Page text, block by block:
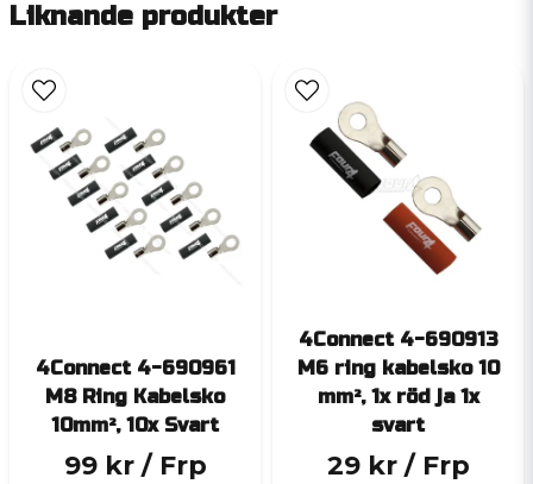
Liknande produkter
4Connect 4-690961
M8 Ring Kabelsko
10mm², 10x Svart
99 kr / Frp
4Connect 4-690913
M6 ring kabelsko 10
mm², 1x röd ja 1x
svart
29 kr / Frp